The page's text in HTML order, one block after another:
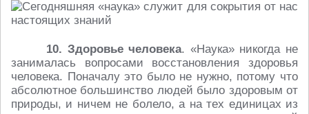
10. Здоровье человека. «Наука» никогда не
занималась вопросами восстановления здоровья
человека. Поначалу это было не нужно, потому что
абсолютное большинство людей было здоровым от
природы, и ничем не болело, а на тех единицах из